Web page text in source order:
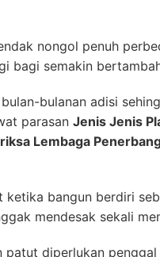
nongol penuh
bagi semakin
bulanan adisi
parasan Jenis Jenis
Lembaga
bangun berdiri
mendesak sekali
diperlukan